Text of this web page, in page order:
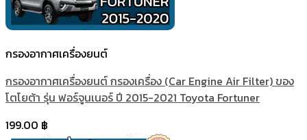
กรองอากาศเครื่องยนต์
กรองอากาศเครื่องยนต์ กรองเครื่อง (Car Engine Air Filter) ของ
โตโยต้า รุ่น ฟอร์จูนเนอร์ ปี 2015-2021 Toyota Fortuner
199.00 ฿